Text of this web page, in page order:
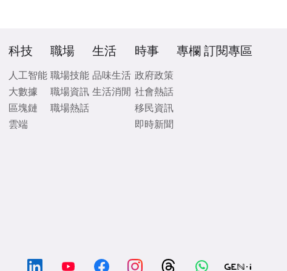
科技
人工智能
大數據
區塊鏈
雲端
職場
職場技能
職場資訊
職場熱話
生活
品味生活
生活消閒
時事
政府政策
社會熱話
移民資訊
即時新聞
專欄 訂閱專區